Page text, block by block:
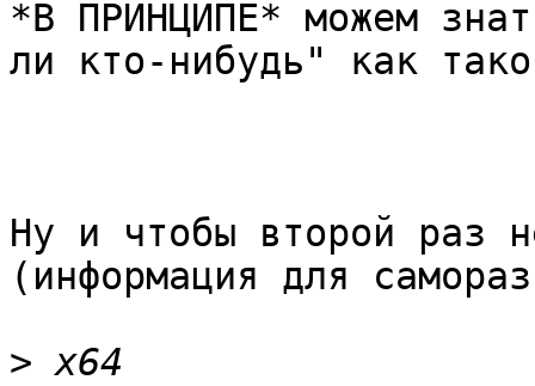
*В ПРИНЦИПЕ* можем
ли кто-нибудь" как
Ну и чтобы второй раз
(информация для
>